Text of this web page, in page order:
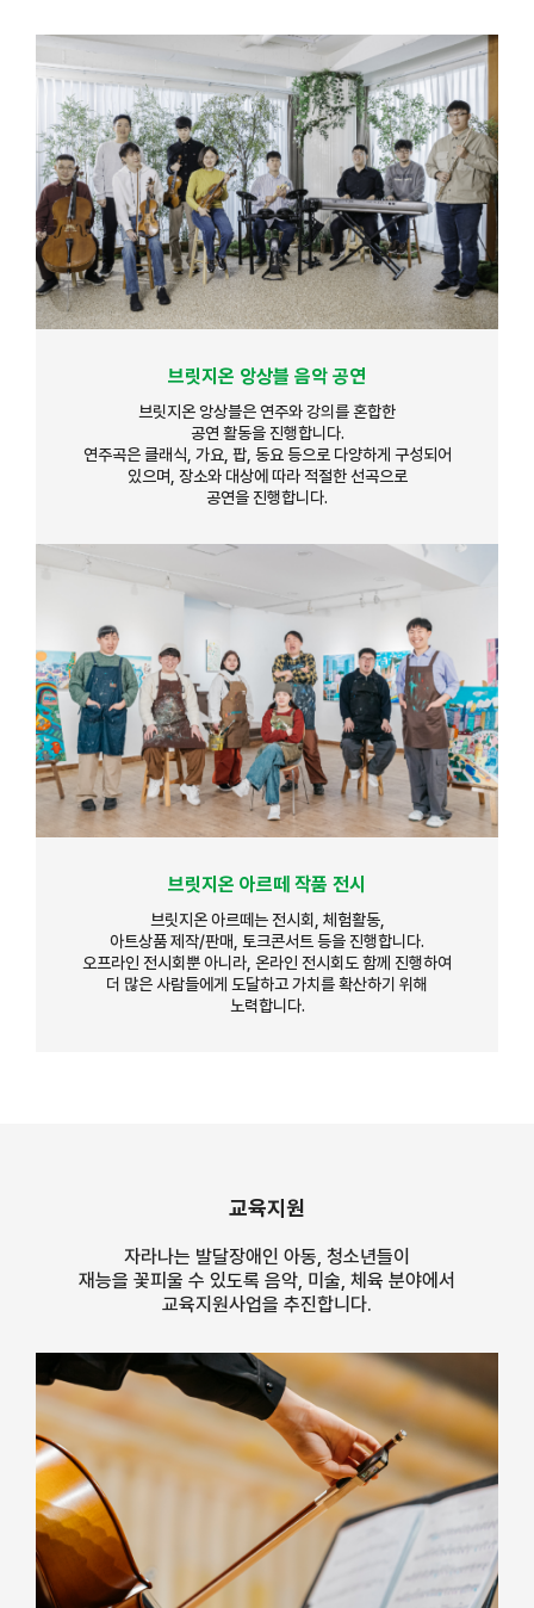
브릿지온 앙상블 음악 공연
브릿지온 앙상블은 연주와 강의를 혼합한
공연 활동을 진행합니다.
연주곡은 클래식, 가요, 팝, 동요 등으로 다양하게 구성되어
있으며, 장소와 대상에 따라 적절한 선곡으로
공연을 진행합니다.
브릿지온 아르떼 작품 전시
브릿지온 아르떼는 전시회, 체험활동,
아트상품 제작/판매, 토크콘서트 등을 진행합니다.
오프라인 전시회뿐 아니라, 온라인 전시회도 함께 진행하여
더 많은 사람들에게 도달하고 가치를 확산하기 위해
노력합니다.
교육지원
자라나는 발달장애인 아동, 청소년들이
재능을 꽃피울 수 있도록 음악, 미술, 체육 분야에서
교육지원사업을 추진합니다.